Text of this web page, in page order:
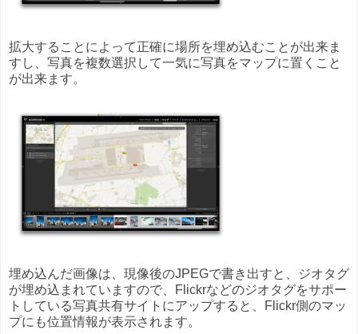
拡大することによって正確に場所を埋め込むことが出来ま
すし、写真を複数選択して一気に写真をマップに置くこと
が出来ます。
埋め込んだ画像は、現像後のJPEGで書き出すと、ジオタグ
が埋め込まれていますので、Flickrなどのジオタグをサポー
トしている写真共有サイトにアップすると、Flickr側のマッ
プにも位置情報が表示されます。